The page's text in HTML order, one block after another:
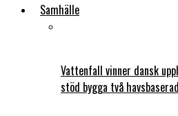
Samhälle
Vattenfall vinner dansk
stöd bygga två